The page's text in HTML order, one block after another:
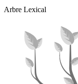
Arbre Lexical